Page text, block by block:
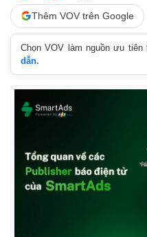
Thêm VOV trên Google
Chọn VOV làm nguồn ưu
dẫn.